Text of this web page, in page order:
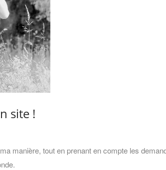
site !
manière, tout en prenant en compte les